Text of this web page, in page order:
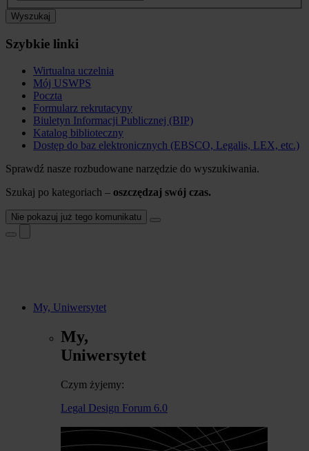
Wyszukaj
Szybkie linki
Wirtualna uczelnia
Mój USWPS
Poczta
Formularz rekrutacyny
Biuletyn Informacji Publicznej (BIP)
Katalog biblioteczny
Dostęp do baz elektronicznych (EBSCO, Legalis, LEX, etc.)
Sprawdź nasze rozbudowane narzędzie do wyszukiwania.
Szukaj po kategoriach – oszczędzaj swój czas.
Nie pokazuj już tego komunikatu
My, Uniwersytet
My,
Uniwersytet
Czym żyjemy:
Legal Design Forum 6.0